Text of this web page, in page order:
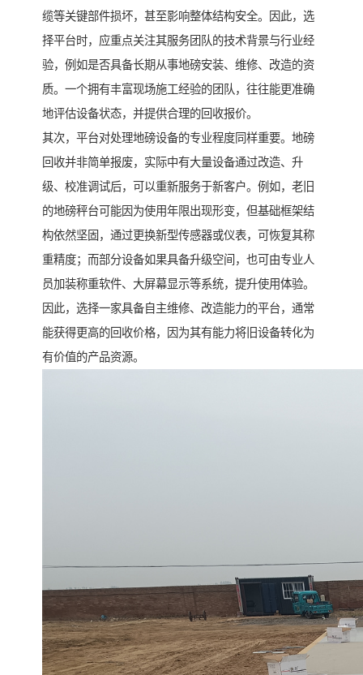
缆等关键部件损坏，甚至影响整体结构安全。因此，选
择平台时，应重点关注其服务团队的技术背景与行业经
验，例如是否具备长期从事地磅安装、维修、改造的资
质。一个拥有丰富现场施工经验的团队，往往能更准确
地评估设备状态，并提供合理的回收报价。
其次，平台对处理地磅设备的专业程度同样重要。地磅
回收并非简单报废，实际中有大量设备通过改造、升
级、校准调试后，可以重新服务于新客户。例如，老旧
的地磅秤台可能因为使用年限出现形变，但基础框架结
构依然坚固，通过更换新型传感器或仪表，可恢复其称
重精度；而部分设备如果具备升级空间，也可由专业人
员加装称重软件、大屏幕显示等系统，提升使用体验。
因此，选择一家具备自主维修、改造能力的平台，通常
能获得更高的回收价格，因为其有能力将旧设备转化为
有价值的产品资源。